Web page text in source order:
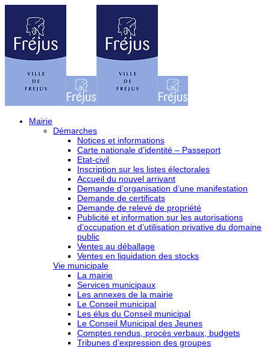
Mairie
Démarches
Notices et informations
Carte nationale d’identité – Passeport
Etat-civil
Inscription sur les listes électorales
Accueil du nouvel arrivant
Demande d’organisation d’une manifestation
Demande de certificats
Demande de relevé de propriété
Publicité et information sur les autorisations
d’occupation et d’utilisation privative du domaine
public
Ventes au déballage
Ventes en liquidation des stocks
Vie municipale
La mairie
Services municipaux
Les annexes de la mairie
Le Conseil municipal
Les élus du Conseil municipal
Le Conseil Municipal des Jeunes
Comptes rendus, procès verbaux, budgets
Tribunes d’expression des groupes